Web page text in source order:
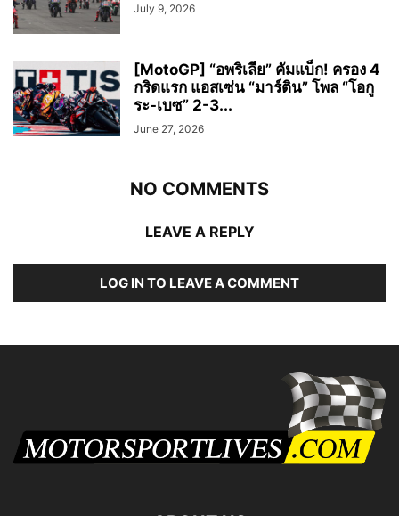
July 9, 2026
[MotoGP] “อพริเลีย” คัมแบ็ก! ครอง 4
กริดแรก แอสเซ่น “มาร์ติน” โพล “โอกู
ระ-เบซ” 2-3...
June 27, 2026
NO COMMENTS
LEAVE A REPLY
LOG IN TO LEAVE A COMMENT